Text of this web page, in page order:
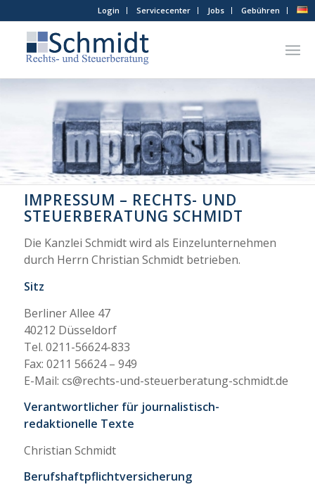
Login Servicecenter Jobs Gebühren
IMPRESSUM – RECHTS- UND
STEUERBERATUNG SCHMIDT
Die Kanzlei Schmidt wird als Einzelunternehmen
durch Herrn Christian Schmidt betrieben.
Sitz
Berliner Allee 47
40212 Düsseldorf
Tel. 0211-56624-833
Fax: 0211 56624 – 949
E-Mail: cs@rechts-und-steuerberatung-schmidt.de
Verantwortlicher für journalistisch-
redaktionelle Texte
Christian Schmidt
Berufshaftpflichtversicherung